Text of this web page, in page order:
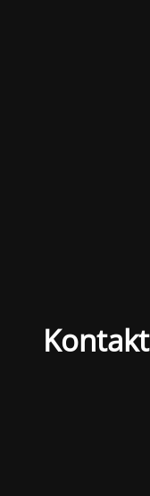
Kontakt